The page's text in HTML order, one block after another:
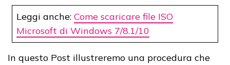
Leggi anche: Come scaricare file ISO
Microsoft di Windows 7/8.1/10
In questo Post illustreremo una procedura che